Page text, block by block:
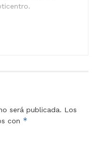
será publicada. Los
con *